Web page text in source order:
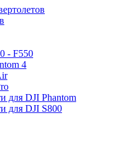
- F550
4
для DJI Phantom
для DJI S800